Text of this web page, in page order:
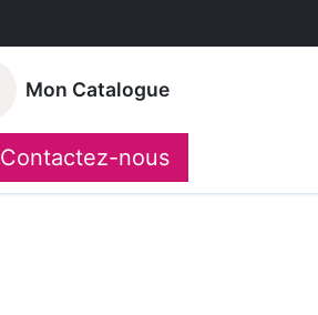
Mon Catalogue
CompoShop
Contactez-nous